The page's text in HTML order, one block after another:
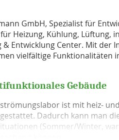
GmbH, Spezialist für
Heizung, Kühlung, Lüftung,
& Entwicklung Center. Mit der
vielfältige Funktionalitäten
Gebäude
ist mit heiz-
Dadurch kann man
(Sommer/Winter,